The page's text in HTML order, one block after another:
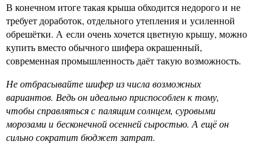
В конечном итоге такая крыша обходится недорого и не
требует доработок, отдельного утепления и усиленной
обрешётки. А если очень хочется цветную крышу, можно
купить вместо обычного шифера окрашенный,
современная промышленность даёт такую возможность.
Не отбрасывайте шифер из числа возможных
вариантов. Ведь он идеально приспособлен к тому,
чтобы справляться с палящим солнцем, суровыми
морозами и бесконечной осенней сыростью. А ещё он
сильно сократит бюджет затрат.